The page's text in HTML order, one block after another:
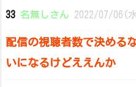
33 名無しさん 2022/07/06(
配信の視聴者数で決める
いになるけどええんか